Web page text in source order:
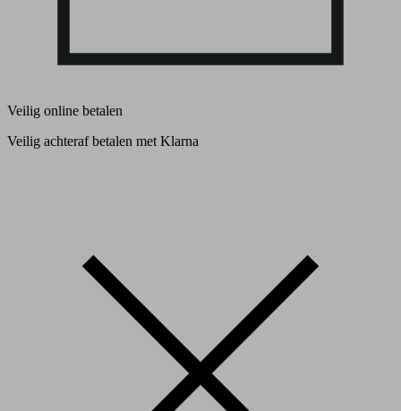
Veilig online betalen
Veilig achteraf betalen met Klarna